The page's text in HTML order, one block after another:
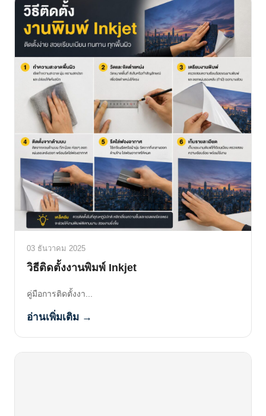
03 ธันวาคม 2025
วิธีติดตั้งงานพิมพ์ Inkjet
คู่มือการติดตั้งงา...
อ่านเพิ่มเติม →